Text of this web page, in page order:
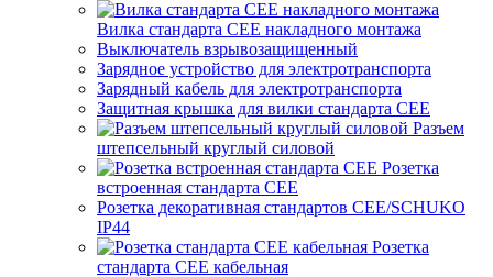
Вилка стандарта CEE накладного монтажа
Выключатель взрывозащищенный
Зарядное устройство для электротранспорта
Зарядный кабель для электротранспорта
Защитная крышка для вилки стандарта CEE
Разъем
штепсельный круглый силовой
Розетка
встроенная стандарта CEE
Розетка декоративная стандартов CEE/SCHUKO
IP44
Розетка
стандарта СЕЕ кабельная